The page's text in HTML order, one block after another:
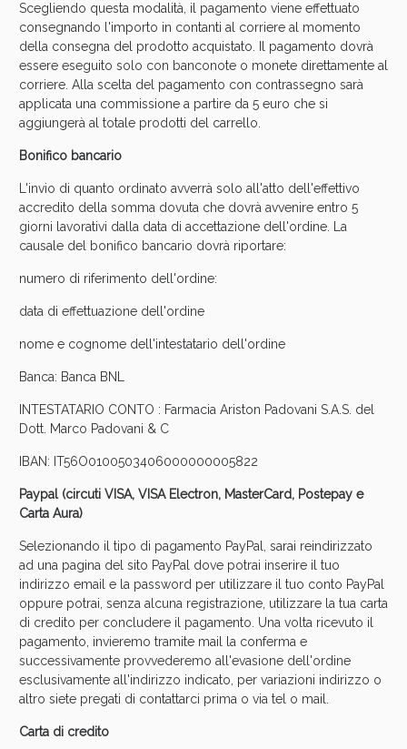
Scegliendo questa modalità, il pagamento viene effettuato
consegnando l'importo in contanti al corriere al momento
della consegna del prodotto acquistato. Il pagamento dovrà
essere eseguito solo con banconote o monete direttamente al
corriere. Alla scelta del pagamento con contrassegno sarà
applicata una commissione a partire da 5 euro che si
aggiungerà al totale prodotti del carrello.
Bonifico bancario
L'invio di quanto ordinato avverrà solo all'atto dell'effettivo
accredito della somma dovuta che dovrà avvenire entro 5
giorni lavorativi dalla data di accettazione dell'ordine. La
causale del bonifico bancario dovrà riportare:
numero di riferimento dell'ordine:
data di effettuazione dell'ordine
nome e cognome dell'intestatario dell'ordine
Banca: Banca BNL
INTESTATARIO CONTO : Farmacia Ariston Padovani S.A.S. del
Dott. Marco Padovani & C
IBAN: IT56O0100503406000000005822
Paypal (circuti VISA, VISA Electron, MasterCard, Postepay e
Carta Aura)
Selezionando il tipo di pagamento PayPal, sarai reindirizzato
ad una pagina del sito PayPal dove potrai inserire il tuo
indirizzo email e la password per utilizzare il tuo conto PayPal
oppure potrai, senza alcuna registrazione, utilizzare la tua carta
di credito per concludere il pagamento. Una volta ricevuto il
pagamento, invieremo tramite mail la conferma e
successivamente provvederemo all'evasione dell'ordine
esclusivamente all'indirizzo indicato, per variazioni indirizzo o
altro siete pregati di contattarci prima o via tel o mail.
Carta di credito
Scopri le offerte di Oggi